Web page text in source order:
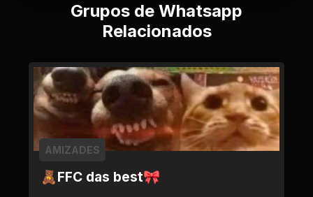
Grupos de Whatsapp
Relacionados
🧸FFC das best🎀
AMIZADES